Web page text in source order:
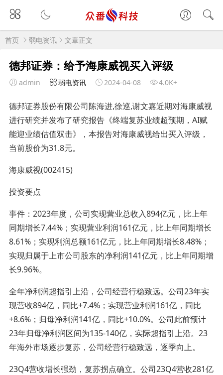
首页 弱电资讯 文章正文
德邦证券：给予海康威视买入评级
admin 弱电资讯 2024-04-08 4.0K+
德邦证券股份有限公司陈海进,徐巡,谢文嘉近期对海康威视
进行研究并发布了研究报告《终端复苏业绩超预期，AI赋
能迎业绩估值双击》，本报告对海康威视给出买入评级，
当前股价为31.8元。
海康威视(002415)
投资要点
事件：2023年度，公司实现营业总收入894亿元，比上年
同期增长7.44%；实现营业利润161亿元，比上年同期增长
8.61%；实现利润总额161亿元，比上年同期增长8.48%；
实现归属于上市公司股东的净利润141亿元，比上年同期增
长9.96%。
全年净利润超指引上沿，公司经营行稳致远。公司23年实
现营收894亿，同比+7.4%；实现营业利润161亿，同比
+8.6%；归母净利润141亿，同比+10.0%。公司此前预计
23年归母净利润区间为135-140亿，实际超指引上沿。23
年海外市场逐步复苏，公司经营行稳致远，逐季向上。
23Q4营收增长强劲，复苏拐点确立。公司23Q4营收281亿